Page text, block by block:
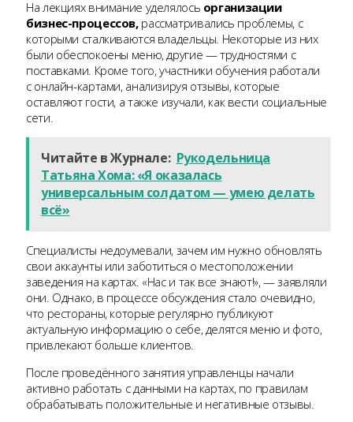
На лекциях внимание уделялось организации
бизнес-процессов,рассматривались проблемы, с
которыми сталкиваются владельцы. Некоторые из них
были обеспокоены меню, другие — трудностями с
поставками. Кроме того, участники обучения работали
с онлайн-картами, анализируя отзывы, которые
оставляют гости, а также изучали, как вести социальные
сети.
Читайте в Журнале: Рукодельница
Татьяна Хома: «Я оказалась
универсальным солдатом — умею делать
всё»
Специалисты недоумевали, зачем им нужно обновлять
свои аккаунты или заботиться о местоположении
заведения на картах. «Нас и так все знают!», — заявляли
они. Однако, в процессе обсуждения стало очевидно,
что рестораны, которые регулярно публикуют
актуальную информацию о себе, делятся меню и фото,
привлекают больше клиентов.
После проведённого занятия управленцы начали
активно работать с данными на картах, по правилам
обрабатывать положительные и негативные отзывы.